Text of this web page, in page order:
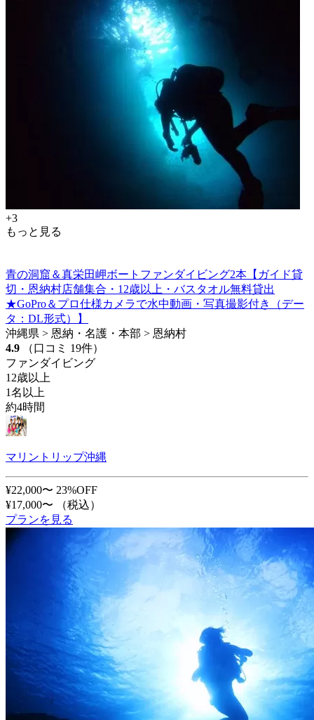
+3
もっと見る
青の洞窟＆真栄田岬ボートファンダイビング2本【ガイド貸
切・恩納村店舗集合・12歳以上・バスタオル無料貸出
★GoPro＆プロ仕様カメラで水中動画・写真撮影付き（デー
タ：DL形式）】
沖縄県 > 恩納・名護・本部 > 恩納村
4.9
（口コミ 19件）
ファンダイビング
12歳以上
1名以上
約4時間
マリントリップ沖縄
¥22,000〜 23%OFF
¥17,000〜
（税込）
プランを見る